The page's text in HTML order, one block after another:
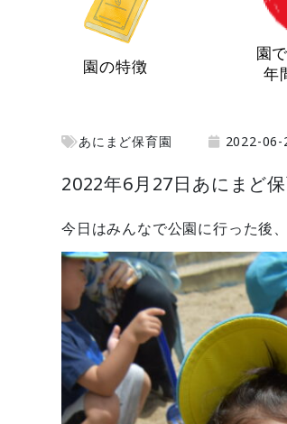
園の特徴
園
年
あにまど保育園 2022-06-
2022年6月27日あにまど
今日はみんなで公園に行った後